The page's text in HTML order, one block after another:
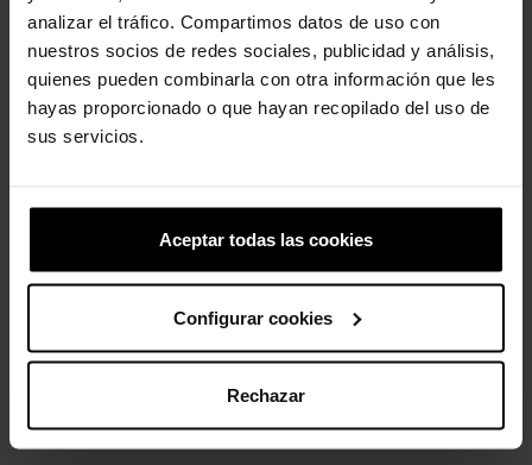
analizar el tráfico. Compartimos datos de uso con
nuestros socios de redes sociales, publicidad y análisis,
quienes pueden combinarla con otra información que les
hayas proporcionado o que hayan recopilado del uso de
sus servicios.
Aceptar todas las cookies
Configurar cookies
Rechazar
Zuecos unisex Classic Turbo
U
4 otros productos de la misma